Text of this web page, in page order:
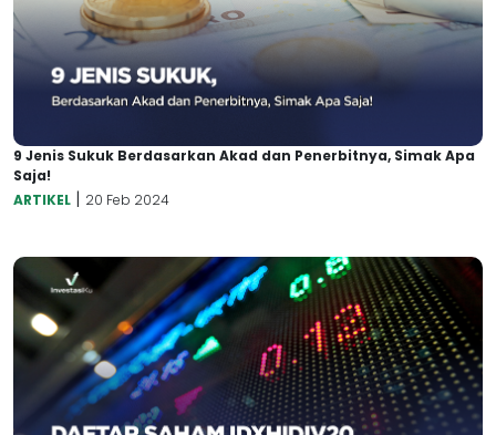
9 Jenis Sukuk Berdasarkan Akad dan Penerbitnya, Simak Apa
Saja!
ARTIKEL | 20 Feb 2024